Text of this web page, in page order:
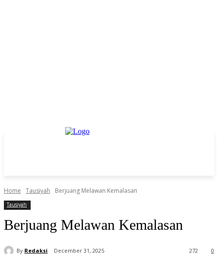
Home Tausiyah Berjuang Melawan Kemalasan
Tausiyah
Berjuang Melawan Kemalasan
By Redaksi December 31, 2025 0
272